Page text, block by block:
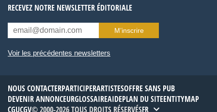
RECEVEZ NOTRE NEWSLETTER ÉDITORIALE
M’inscrire
Voir les précédentes newsletters
NOUS CONTACTERPARTICIPERARTISTESOFFRE SANS PUB
DEVENIR ANNONCEURGLOSSAIREAIDEPLAN DU SITEENTITYMAP
CGUCGV© 2000-2026 TOUS DROITS RÉSERVÉSFR